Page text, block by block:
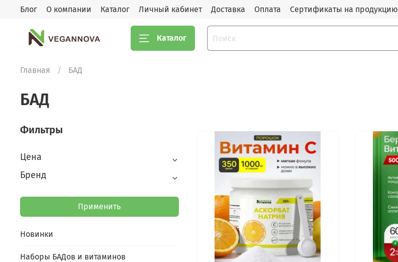
Блог О компании Каталог Личный кабинет Доставка Оплата Сертификаты на продукцию
Каталог
Главная БАД
БАД
Фильтры
Цена
Бренд
Применить
Новинки
Наборы БАДов и витаминов